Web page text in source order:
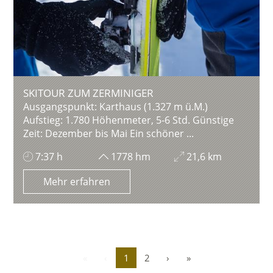
SKITOUR ZUM ZERMINIGER
Ausgangspunkt: Karthaus (1.327 m ü.M.)
Aufstieg: 1.780 Höhenmeter, 5-6 Std. Günstige
Zeit: Dezember bis Mai Ein schöner ...
7:37 h
1778 hm
21,6 km
Mehr erfahren
1 2 › »